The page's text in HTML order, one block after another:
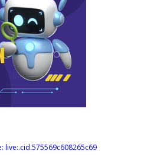
live:.cid.575569c608265c69